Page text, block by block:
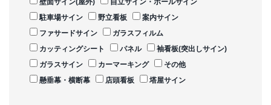
駐車場サイン
野立看板
案内サイン
ファサードサイン
ガラスフィルム
カッティングシート
パネル
袖看板(突出しサイン)
ガラスサイン
カーマーキング
その他
懸垂幕・横断幕
店頭看板 塔屋サイン